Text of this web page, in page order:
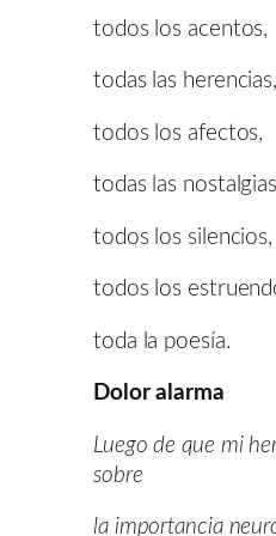
todos los acentos,
todas las herencias,
todos los afectos,
todas las
todos los silencios,
todos los
toda la poesía.
Dolor alarma
Luego de que mi
sobre
la importancia